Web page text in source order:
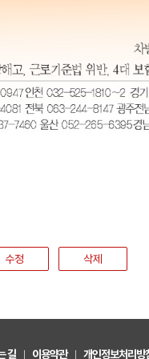
수정 삭제
길 이용약관 개인정보처리방